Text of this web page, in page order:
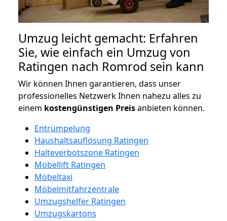
Umzug leicht gemacht: Erfahren
Sie, wie einfach ein Umzug von
Ratingen nach Romrod sein kann
Wir können Ihnen garantieren, dass unser
professionelles Netzwerk Ihnen nahezu alles zu
einem kostengünstigen Preisanbieten können.
Entrümpelung
Haushaltsauflösung Ratingen
Halteverbotszone Ratingen
Möbellift Ratingen
Möbeltaxi
Möbelmitfahrzentrale
Umzugshelfer Ratingen
Umzugskartons